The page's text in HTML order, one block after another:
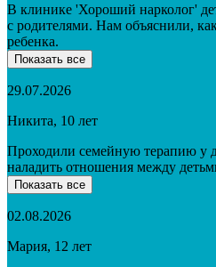
В клинике 'Хороший нарколог'
с родителями. Нам объяснили,
ребенка.
Показать все
29.07.2026
Никита, 10 лет
Проходили семейную терапию у
наладить отношения между
Показать все
02.08.2026
Мария, 12 лет